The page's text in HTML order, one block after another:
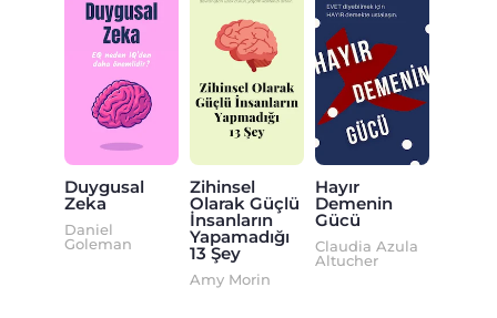
Duygusal
Zeka
Daniel
Goleman
Zihinsel
Olarak Güçlü
İnsanların
Yapamadığı
13 Şey
Amy Morin
Hayır
Demenin
Gücü
Claudia Azula
Altucher